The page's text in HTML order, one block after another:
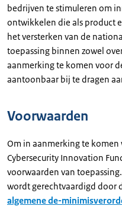
bedrijven te stimuleren om
ontwikkelen die als product
het versterken van de
toepassing binnen zowel
aanmerking te komen voor
aantoonbaar bij te dragen
Voorwaarden
Om in aanmerking te
Cybersecurity Innovation
voorwaarden van
wordt gerechtvaardigd door
algemene de-